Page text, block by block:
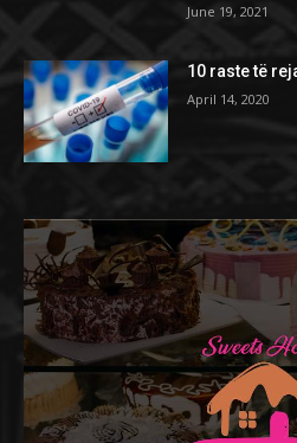
June 19, 2021
10 raste të
April 14, 2020